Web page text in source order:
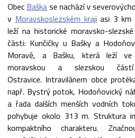
Obec Baška se nachází v
v Moravskoslezském kraji asi 3 km
leží na historické moravsko-
části: Kunčičky u Bašky a
Moravě, a Bašku, která leží ve
moravskou a slezskou
Ostravice. Intravilánem obce
např. Bystrý potok, Hodoňovický
a řada dalších menších vodních
pohybuje okolo 313 m. Struktura
kompaktního charakteru.